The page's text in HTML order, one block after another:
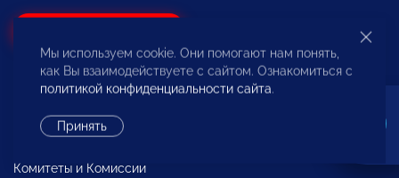
Об «ОПОРЕ РОССИИ»
Ассоциация «НП «ОПОРА»
Новости
Комитеты и Комиссии
Мы используем cookie. Они помогают нам понять,
как Вы взаимодействуете с сайтом. Ознакомиться с
политикой конфиденциальности сайта.
Принять